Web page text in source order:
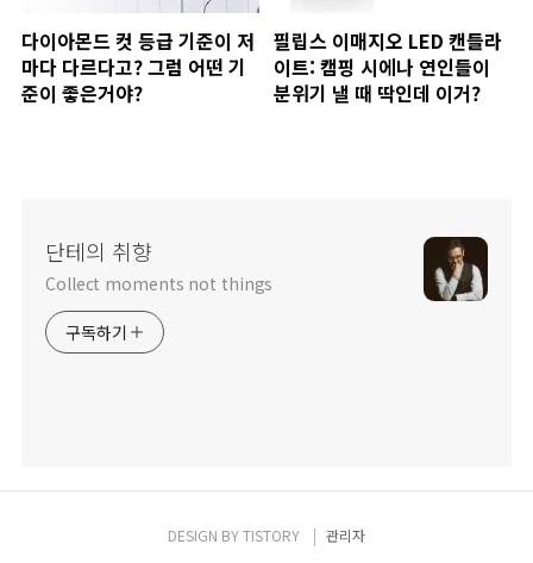
다이아몬드 컷 등급 기준이 저
마다 다르다고? 그럼 어떤 기
준이 좋은거야?
필립스 이매지오 LED 캔들라
이트: 캠핑 시에나 연인들이
분위기 낼 때 딱인데 이거?
단테의 취향
Collect moments not things
구독하기
DESIGN BYTISTORY 관리자